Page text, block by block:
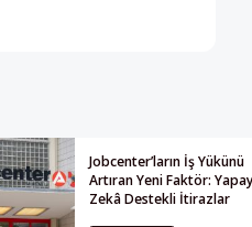
Jobcenter’ların İş Yükünü
Artıran Yeni Faktör: Yapay
Zekâ Destekli İtirazlar